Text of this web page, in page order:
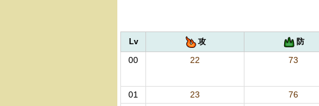
Lv 攻 防
00 22 73
01 23 76